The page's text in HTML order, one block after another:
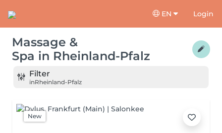
EN Login
Massage &
Spa in Rheinland-Pfalz
Filter
inRheinland-Pfalz
New